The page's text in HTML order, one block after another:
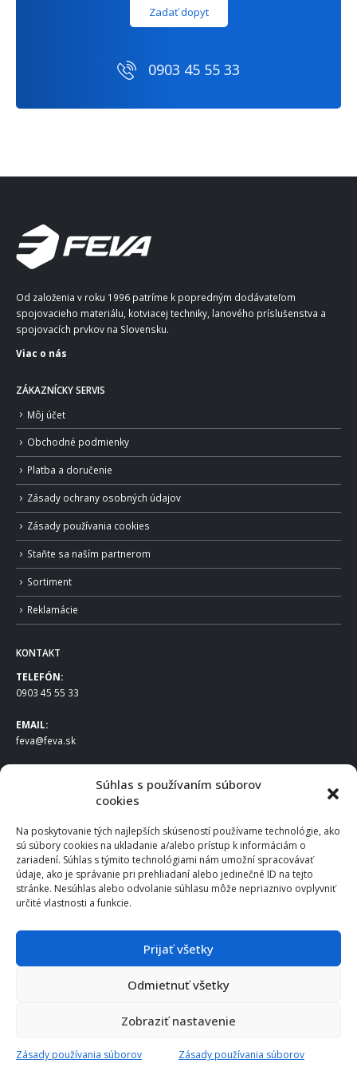
Súhlas s používaním súborov
cookies
Na poskytovanie tých najlepších skúseností používame technológie, ako
sú súbory cookies na ukladanie a/alebo prístup k informáciám o
zariadení. Súhlas s týmito technológiami nám umožní spracovávať
údaje, ako je správanie pri prehliadaní alebo jedinečné ID na tejto
stránke. Nesúhlas alebo odvolanie súhlasu môže nepriaznivo ovplyvniť
určité vlastnosti a funkcie.
Prijať všetky
Odmietnuť všetky
Zobraziť nastavenie
Zásady používania súborov
Zásady používania súborov
Zadať dopyt
0903 45 55 33
Od založenia v roku 1996 patríme k popredným dodávateľom
spojovacieho materiálu, kotviacej techniky, lanového príslušenstva a
spojovacích prvkov na Slovensku.
Viac o nás
ZÁKAZNÍCKY SERVIS
Môj účet
Obchodné podmienky
Platba a doručenie
Zásady ochrany osobných údajov
Zásady používania cookies
Staňte sa naším partnerom
Sortiment
Reklamácie
KONTAKT
TELEFÓN:
0903 45 55 33
EMAIL:
feva@feva.sk
FEVA Slovakia SK s.r.o.
831 04 Bratislava
IČO: 50922688
DIČ: 2120539388
IČ DPH: SK2120539388
Po – Pia: 8:00 – 16:30